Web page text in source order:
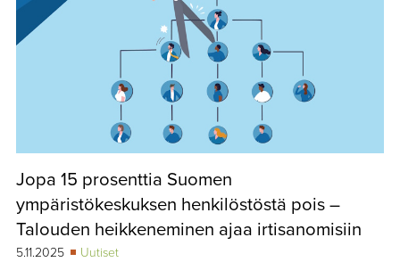
Jopa 15 prosenttia Suomen
ympäristökeskuksen henkilöstöstä pois –
Talouden heikkeneminen ajaa irtisanomisiin
5.11.2025
Uutiset